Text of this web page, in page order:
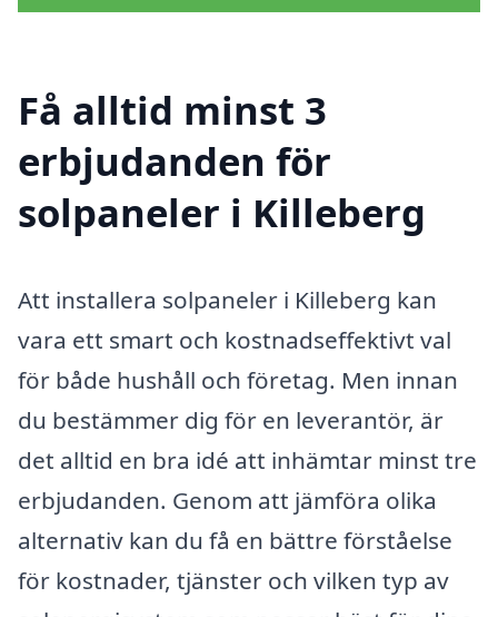
Få alltid minst 3
erbjudanden för
solpaneler i Killeberg
Att installera solpaneler i Killeberg kan
vara ett smart och kostnadseffektivt val
för både hushåll och företag. Men innan
du bestämmer dig för en leverantör, är
det alltid en bra idé att inhämtar minst tre
erbjudanden. Genom att jämföra olika
alternativ kan du få en bättre förståelse
för kostnader, tjänster och vilken typ av